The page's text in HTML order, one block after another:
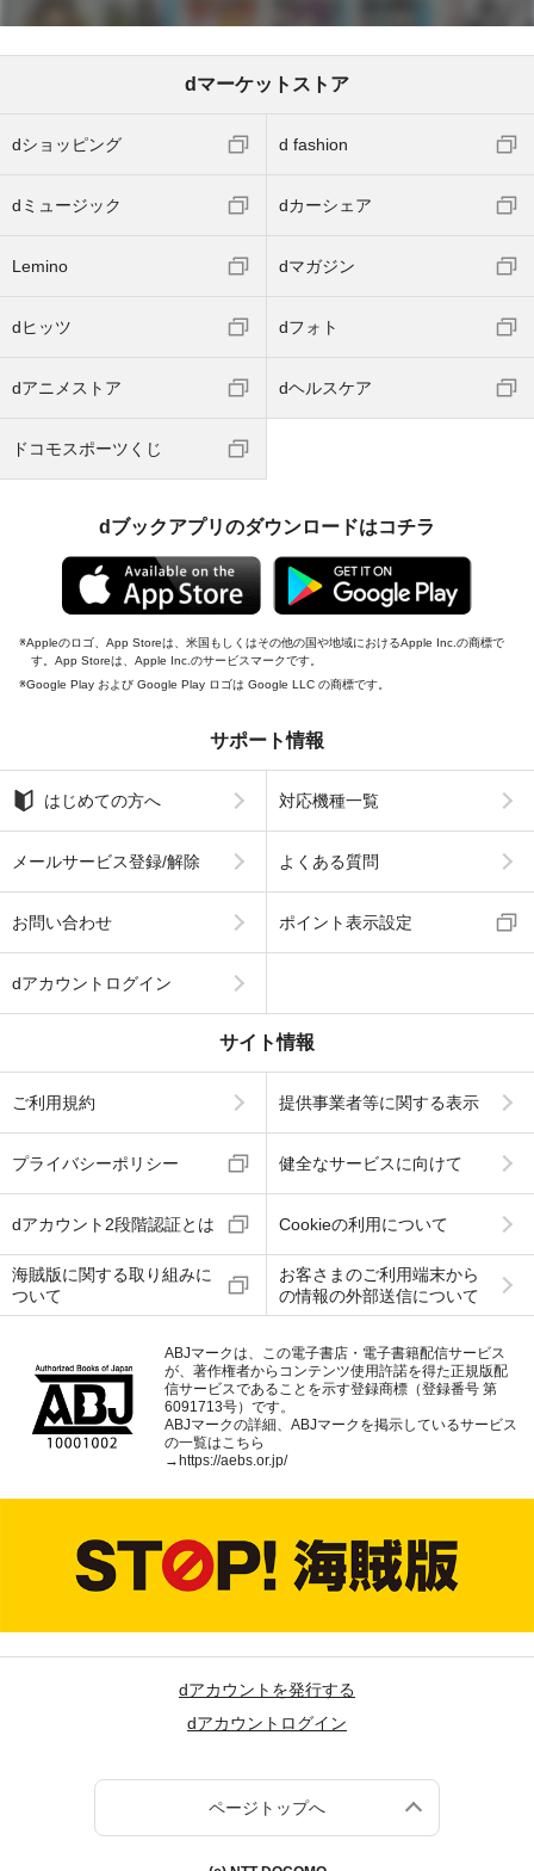
dマーケットストア
dショッピング d fashion
dミュージック dカーシェア
Lemino dマガジン
dヒッツ dフォト
dアニメストア dヘルスケア
ドコモスポーツくじ
dブックアプリのダウンロードはコチラ
Appleのロゴ、App Storeは、米国もしくはその他の国や地域におけるApple Inc.の商標で
す。App Storeは、Apple Inc.のサービスマークです。
Google Play および Google Play ロゴは Google LLC の商標です。
サポート情報
はじめての方へ 対応機種一覧
メールサービス登録/解除 よくある質問
お問い合わせ ポイント表示設定
dアカウントログイン
サイト情報
ご利用規約 提供事業者等に関する表示
プライバシーポリシー 健全なサービスに向けて
dアカウント2段階認証とは Cookieの利用について
海賊版に関する取り組みに
ついて
お客さまのご利用端末から
の情報の外部送信について
ABJマークは、この電子書店・電子書籍配信サービス
が、著作権者からコンテンツ使用許諾を得た正規版配
信サービスであることを示す登録商標（登録番号 第
6091713号）です。
ABJマークの詳細、ABJマークを掲示しているサービス
の一覧はこちら
→https://aebs.or.jp/
dアカウントを発行する
dアカウントログイン
ページトップへ